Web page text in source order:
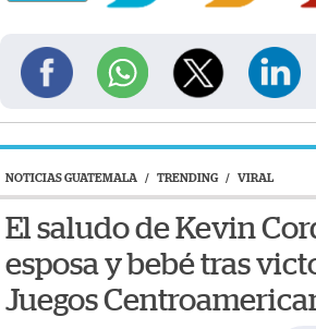
NOTICIAS GUATEMALA / TRENDING / VIRAL
El saludo de Kevin
esposa y bebé tras
Juegos